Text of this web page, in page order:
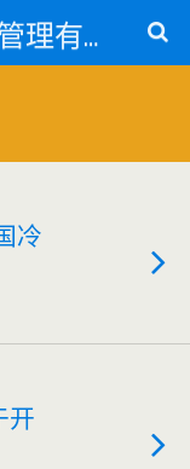
上海快行天下供应链管理有限公司
冷
开